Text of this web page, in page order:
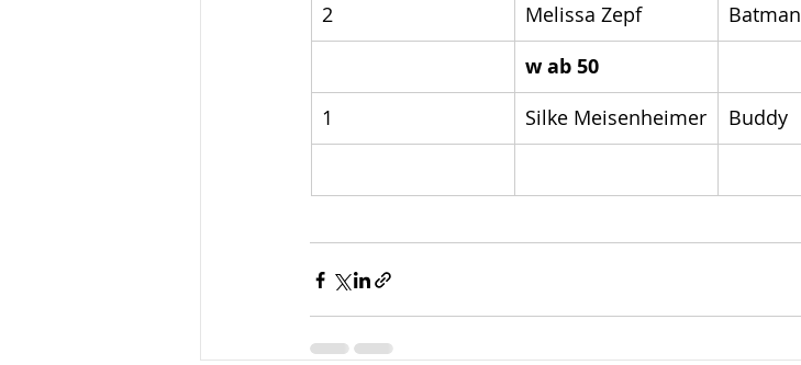
2 Melissa Zepf Batman
w ab 50
1 Silke Meisenheimer Buddy